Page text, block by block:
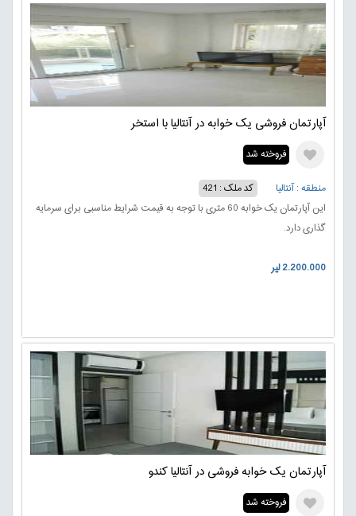
آپارتمان فروشی یک خوابه در آنتالیا با استخر
فروخته شد
منطقه : آنتالیا
کد ملک : 421
این آپارتمان یک خوابه 60 متری با توجه به قیمت شرایط مناسبی برای سرمایه
گذاری دارد.
2.200.000 لیر
آپارتمان یک خوابه فروشی در آنتالیا کندو
فروخته شد